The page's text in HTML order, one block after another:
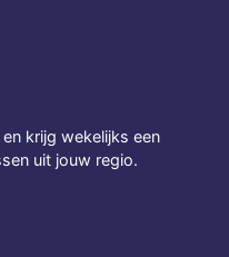
krijg wekelijks een
uit jouw regio.